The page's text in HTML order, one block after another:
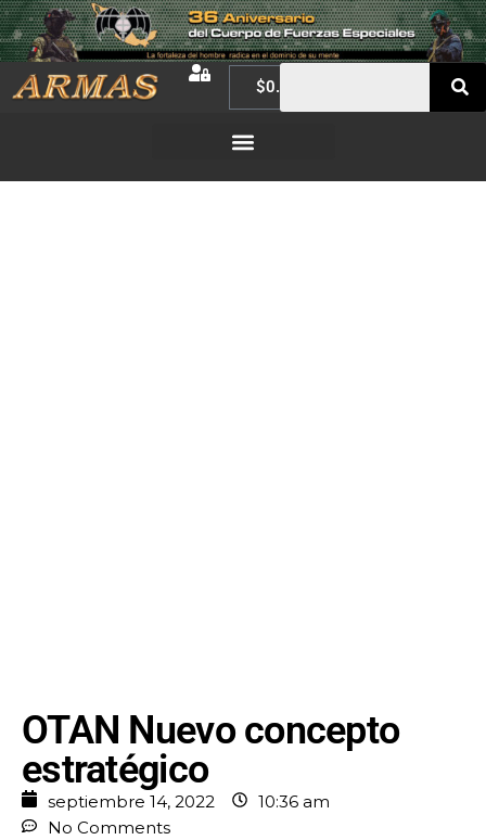
$0.00
OTAN Nuevo concepto
estratégico
septiembre 14, 2022
10:36 am
No Comments